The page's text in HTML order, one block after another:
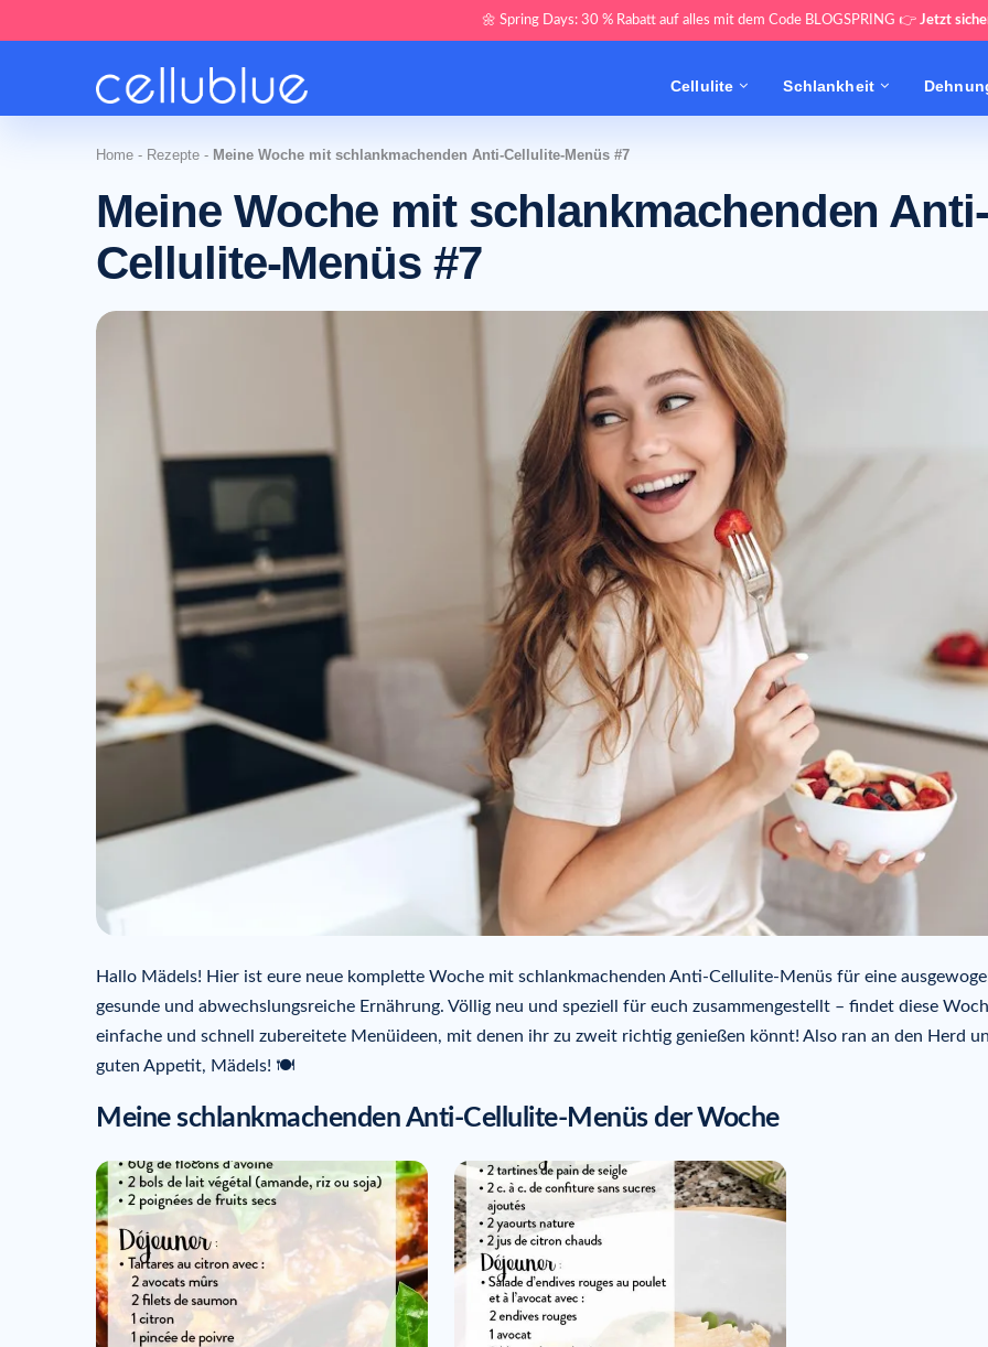
🌼 Spring Days: 30 % Rabatt auf alles mit dem Code BLOGSPRING 👉 Jetzt
Cellulite Schlankheit
Home - Rezepte - Meine Woche mit schlankmachenden Anti-Cellulite-Menüs #7
Meine Woche mit schlankmachenden Anti-
Cellulite-Menüs #7
Hallo Mädels! Hier ist eure neue komplette Woche mit schlankmachenden Anti-Cellulite-Menüs für eine
gesunde und abwechslungsreiche Ernährung. Völlig neu und speziell für euch zusammengestellt – findet diese
einfache und schnell zubereitete Menüideen, mit denen ihr zu zweit richtig genießen könnt! Also ran an den Herd
guten Appetit, Mädels! 🍽️
Meine schlankmachenden Anti-Cellulite-Menüs der Woche